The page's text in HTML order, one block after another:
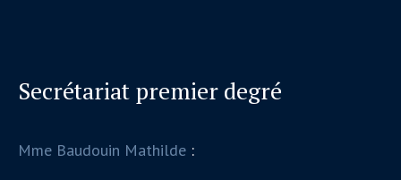
Secrétariat premier degré
Mme Baudouin Mathilde :